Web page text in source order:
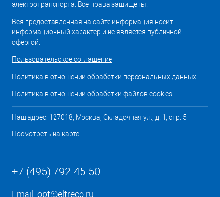
электротранспорта. Все права защищены.
Вся предоставленная на сайте информация носит
информационный характер и не является публичной
офертой.
Пользовательское соглашение
Политика в отношении обработки персональных данных
Политика в отношении обработки файлов cookies
Наш адрес: 127018, Москва, Складочная ул., д. 1, стр. 5
Посмотреть на карте
+7 (495) 792-45-50
Email: opt@eltreco.ru